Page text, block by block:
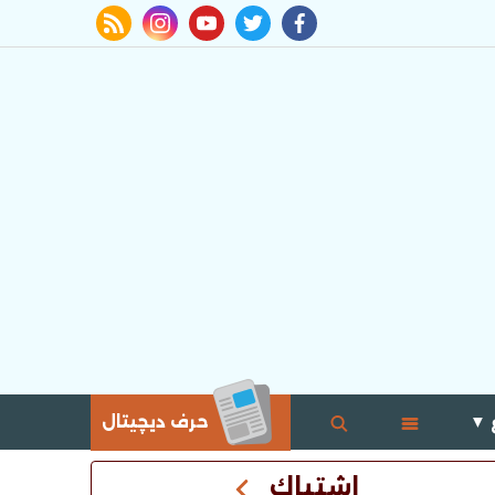
facebook
twitter
youtube
instagram
rss feed
▼ حرف ديچيتال
اشتباك